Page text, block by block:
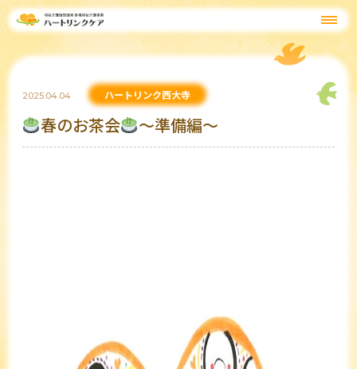
2025.04.04 ハートリンク西大寺
春のお茶会 ～準備編～